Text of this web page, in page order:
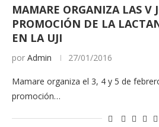
MAMARE ORGANIZA LAS V
PROMOCIÓN DE LA
EN LA UJI
por Admin 27/01/2016
Mamare organiza el 3, 4 y 5 de
promoción…